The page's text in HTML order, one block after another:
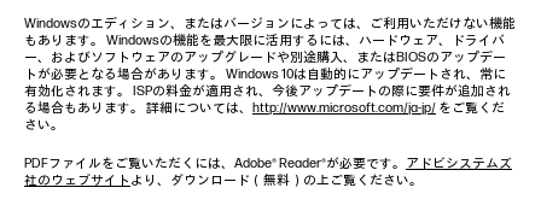
Windowsのエディション、またはバージョンによっては、ご利用いただけない機能
もあります。 Windowsの機能を最大限に活用するには、ハードウェア、ドライバ
ー、およびソフトウェアのアップグレードや別途購入、またはBIOSのアップデー
トが必要となる場合があります。 Windows 10は自動的にアップデートされ、常に
有効化されます。 ISPの料金が適用され、今後アップデートの際に要件が追加され
る場合もあります。 詳細については、 http://www.microsoft.com/ja-jp/ をご覧くだ
さい。
PDFファイルをご覧いただくには、Adobe® Reader®が必要です。 アドビシステムズ
社のウェブサイト より、ダウンロード（無料）の上ご覧ください。